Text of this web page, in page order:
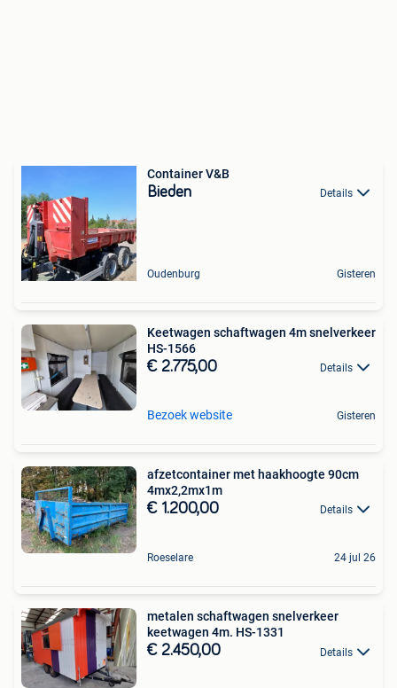
Container V&B
Bieden Details
Oudenburg Gisteren
Keetwagen schaftwagen 4m snelverkeer
HS-1566
€ 2.775,00 Details
Bezoek website Gisteren
afzetcontainer met haakhoogte 90cm
4mx2,2mx1m
€ 1.200,00 Details
Roeselare 24 jul 26
metalen schaftwagen snelverkeer
keetwagen 4m. HS-1331
€ 2.450,00 Details